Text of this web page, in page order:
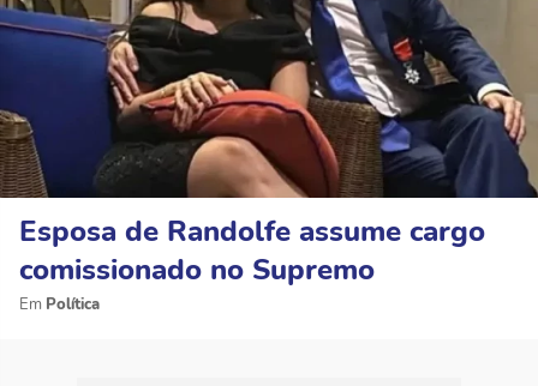
Esposa de Randolfe assume cargo
comissionado no Supremo
Política